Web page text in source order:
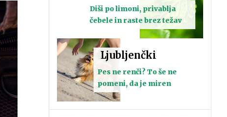
Diši po limoni, privablja
čebele in raste brez težav
Ljubljenčki
Pes ne renči? To še ne
pomeni, da je miren